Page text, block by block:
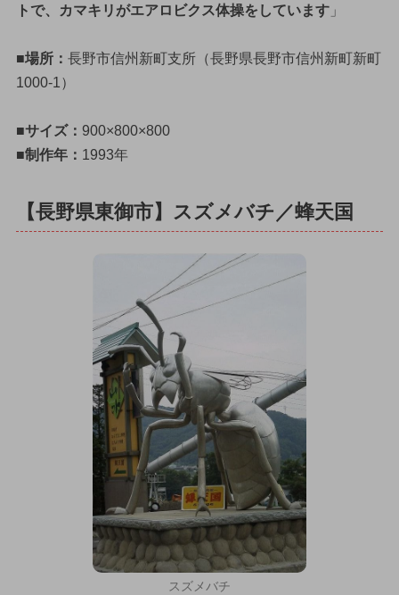
トで、カマキリがエアロビクス体操をしています」
■場所： 長野市信州新町支所（長野県長野市信州新町新町
1000-1）
■サイズ： 900×800×800
■制作年： 1993年
【長野県東御市】スズメバチ／蜂天国
スズメバチ